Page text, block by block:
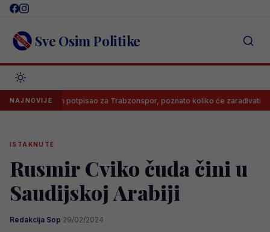
Skip
content Sve Osim Politike
NAJNOVIJE
Salah potpisao za Trabzonspor, poznato koliko će zarađivati
ISTAKNUTE
Rusmir Cviko čuda čini u
Saudijskoj Arabiji
Redakcija Sop·29/02/2024